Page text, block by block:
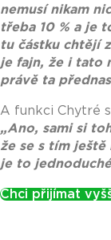
nemusí nikam
třeba 10 % a je
tu částku chtějí
je fajn, že i tato
právě ta
A funkci Chytré
„Ano, sami si
že se s tím
je to
Chci přijímat